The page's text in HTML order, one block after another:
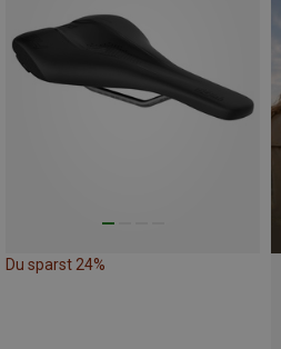
Du sparst 24%